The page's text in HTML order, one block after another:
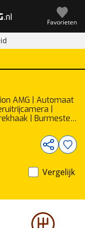
Favorieten
AMG | Automaat
|
| Burmester
Vergelijk